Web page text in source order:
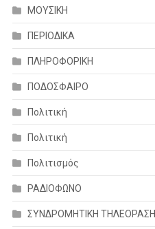
ΜΟΥΣΙΚΗ
ΠΕΡΙΟΔΙΚΑ
ΠΛΗΡΟΦΟΡΙΚΗ
ΠΟΔΟΣΦΑΙΡΟ
Πολιτική
Πολιτική
Πολιτισμός
ΡΑΔΙΟΦΩΝΟ
ΣΥΝΔΡΟΜΗΤΙΚΗ ΤΗΛΕΟΡΑΣΗ